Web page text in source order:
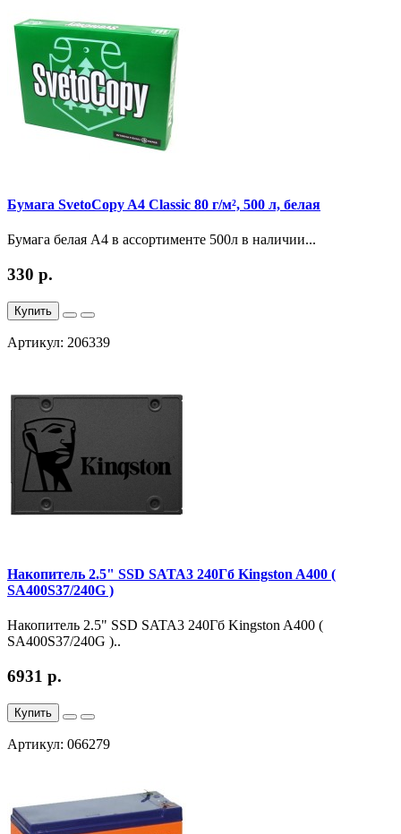
Бумага SvetoCopy A4 Classic 80 г/м², 500 л, белая
Бумага белая A4 в ассортименте 500л в наличии...
330 р.
Купить
Артикул: 206339
Накопитель 2.5" SSD SATA3 240Гб Kingston A400 (
SA400S37/240G )
Накопитель 2.5" SSD SATA3 240Гб Kingston A400 (
SA400S37/240G )..
6931 р.
Купить
Артикул: 066279